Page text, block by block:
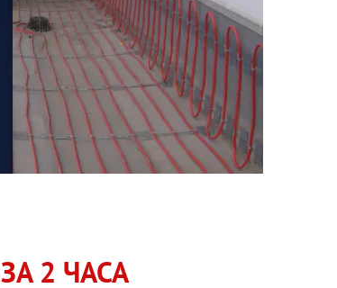
ЗА 2 ЧАСА